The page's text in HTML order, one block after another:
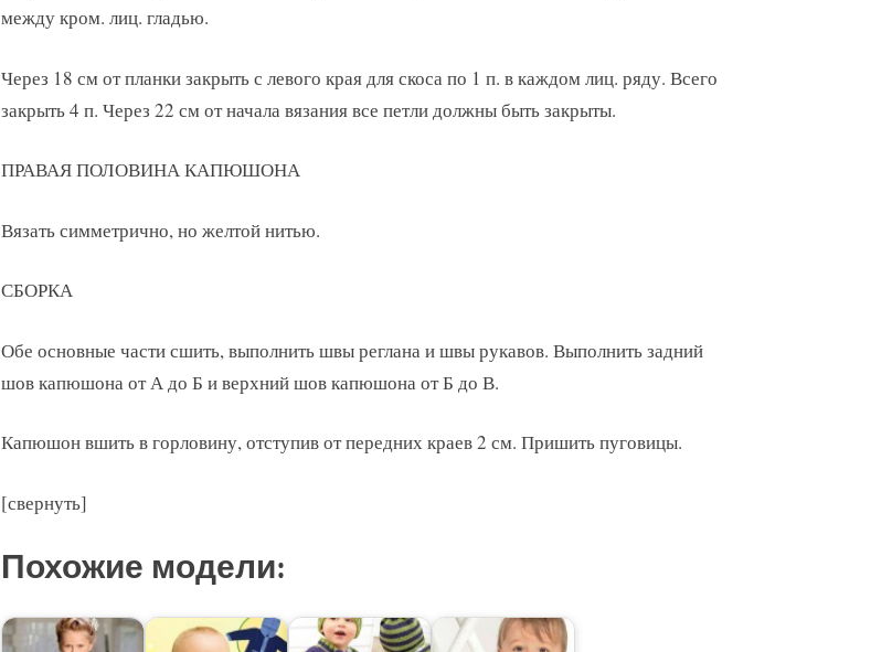
между кром. лиц. гладью.
Через 18 см от планки закрыть с левого края для скоса по 1 п. в каждом лиц. ряду. Всего
закрыть 4 п. Через 22 см от начала вязания все петли должны быть закрыты.
ПРАВАЯ ПОЛОВИНА КАПЮШОНА
Вязать симметрично, но желтой нитью.
СБОРКА
Обе основные части сшить, выполнить швы реглана и швы рукавов. Выполнить задний
шов капюшона от А до Б и верхний шов капюшона от Б до В.
Капюшон вшить в горловину, отступив от передних краев 2 см. Пришить пуговицы.
[свернуть]
Похожие модели: